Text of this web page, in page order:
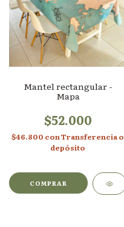
Mantel rectangular -
Mapa
$52.000
$46.800 conTransferencia o
depósito